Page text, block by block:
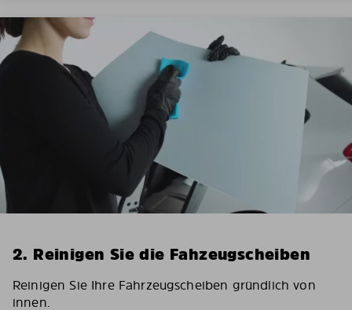
2. Reinigen Sie die Fahzeugscheiben
Reinigen Sie Ihre Fahrzeugscheiben gründlich von
innen.